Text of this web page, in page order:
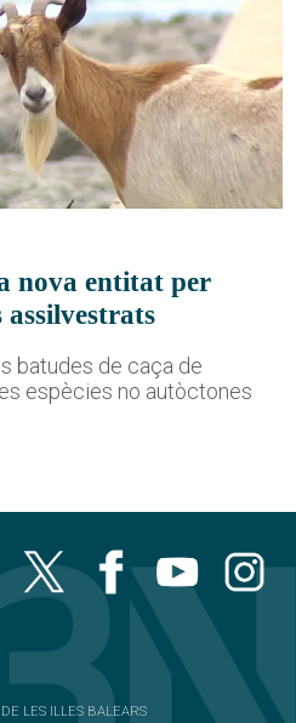
nova entitat per
batudes de caça de
espècies no autòctones
LES ILLES BALEARS